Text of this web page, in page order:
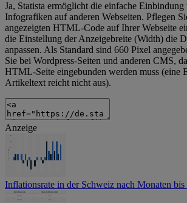
Ja, Statista ermöglicht die einfache
Infografiken auf anderen Webseiten. Pflegen
angezeigten HTML-Code auf Ihrer Webseite
die Einstellung der Anzeigebreite (Width) die
anpassen. Als Standard sind 660 Pixel
Sie bei Wordpress-Seiten und anderen CMS,
HTML-Seite eingebunden werden muss (eine
Artikeltext reicht nicht aus).
Anzeige
Inflationsrate in der Schweiz nach Monaten